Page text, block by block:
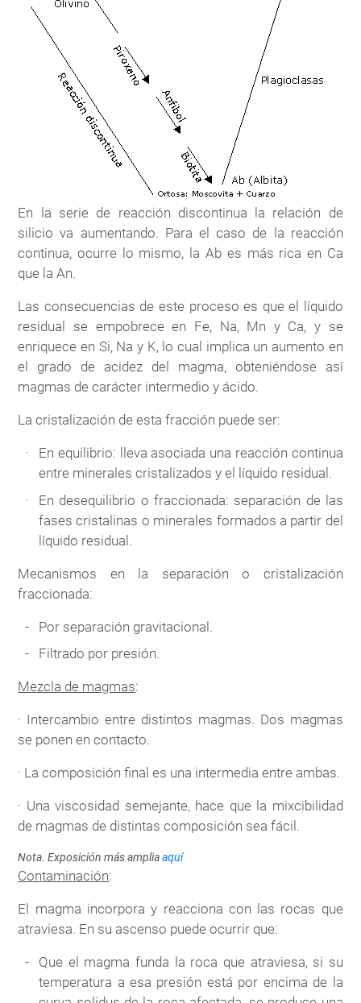
En la serie de reacción discontinua la relación de
silicio va aumentando. Para el caso de la reacción
continua, ocurre lo mismo, la Ab es más rica en Ca
que la An.
Las consecuencias de este proceso es que el líquido
residual se empobrece en Fe, Na, Mn y Ca, y se
enriquece en Si, Na y K, lo cual implica un aumento en
el grado de acidez del magma, obteniéndose así
magmas de carácter intermedio y ácido.
La cristalización de esta fracción puede ser:
En equilibrio: lleva asociada una reacción continua
entre minerales cristalizados y el líquido residual.
En desequilibrio o fraccionada: separación de las
fases cristalinas o minerales formados a partir del
líquido residual.
Mecanismos en la separación o cristalización
fraccionada:
Por separación gravitacional.
Filtrado por presión.
Mezcla de magmas:
· Intercambio entre distintos magmas. Dos magmas
se ponen en contacto.
· La composición final es una intermedia entre ambas.
· Una viscosidad semejante, hace que la mixcibilidad
de magmas de distintas composición sea fácil.
Nota. Exposición más ampliaaquí
Contaminación:
El magma incorpora y reacciona con las rocas que
atraviesa. En su ascenso puede ocurrir que:
Que el magma funda la roca que atraviesa, si su
temperatura a esa presión está por encima de la